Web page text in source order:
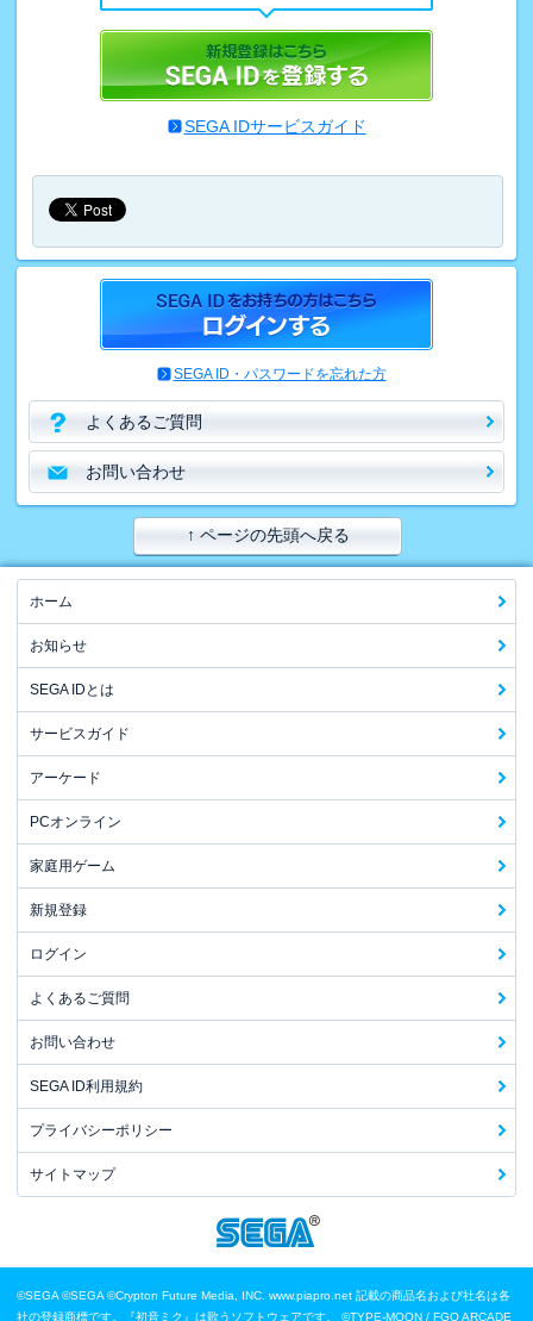
SEGA IDサービスガイド
SEGA ID・パスワードを忘れた方
よくあるご質問
お問い合わせ
↑ ページの先頭へ戻る
ホーム
お知らせ
SEGA IDとは
サービスガイド
アーケード
PCオンライン
家庭用ゲーム
新規登録
ログイン
よくあるご質問
お問い合わせ
SEGA ID利用規約
プライバシーポリシー
サイトマップ
©SEGA ©SEGA ©Crypton Future Media, INC. www.piapro.net 記載の商品名および社名は各
社の登録商標です。『初音ミク』は歌うソフトウェアです。
©TYPE-MOON / FGO ARCADE